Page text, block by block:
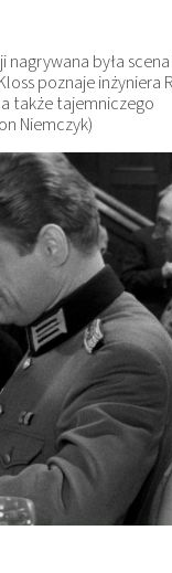
była
poznaje inżyniera
także tajemniczego
Niemczyk)